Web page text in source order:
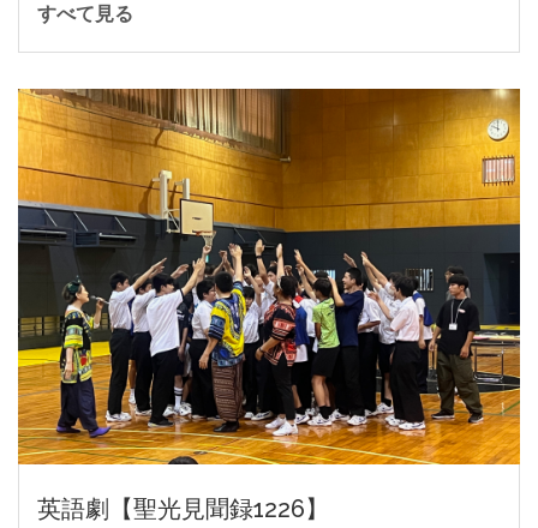
すべて見る
英語劇【聖光見聞録1226】